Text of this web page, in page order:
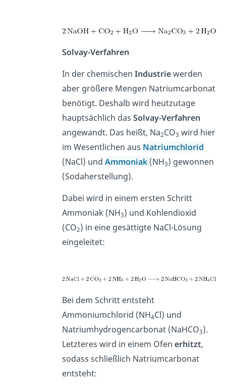
Solvay-Verfahren
In der chemischen Industriewerden
aber größere Mengen Natriumcarbonat
benötigt. Deshalb wird heutzutage
hauptsächlich das Solvay-Verfahren
angewandt. Das heißt, Na2CO3 wird hier
im Wesentlichen aus Natriumchlorid
(NaCl) und Ammoniak (NH3) gewonnen
(Sodaherstellung).
Dabei wird in einem ersten Schritt
Ammoniak (NH3) und Kohlendioxid
(CO2) in eine gesättigte NaCl-Lösung
eingeleitet:
Bei dem Schritt entsteht
Ammoniumchlorid (NH4Cl) und
Natriumhydrogencarbonat (NaHCO3).
Letzteres wird in einem Ofen erhitzt,
sodass schließlich Natriumcarbonat
entsteht: